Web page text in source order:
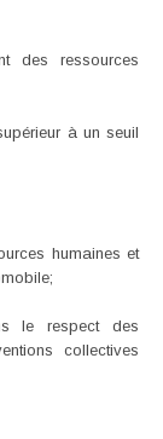
des ressources
à un seuil
humaines et
le respect des
collectives